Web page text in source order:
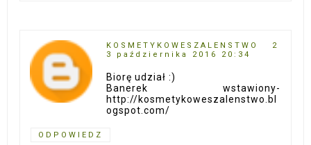
KOSMETYKOWESZALENSTWO
2
3 października 2016 20:34
Biorę udział :)
Banerek wstawiony-
http://kosmetykoweszalenstwo.bl
ogspot.com/
ODPOWIEDZ